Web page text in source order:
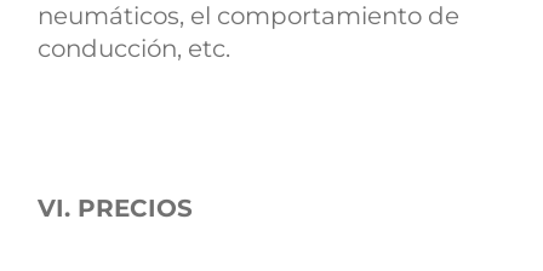
neumáticos, el comportamiento de
conducción, etc.
VI. PRECIOS